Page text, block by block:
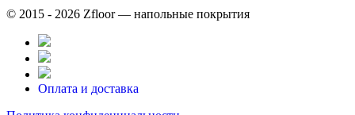
© 2015 - 2026 Zfloor — напольные покрытия
Оплата и доставка